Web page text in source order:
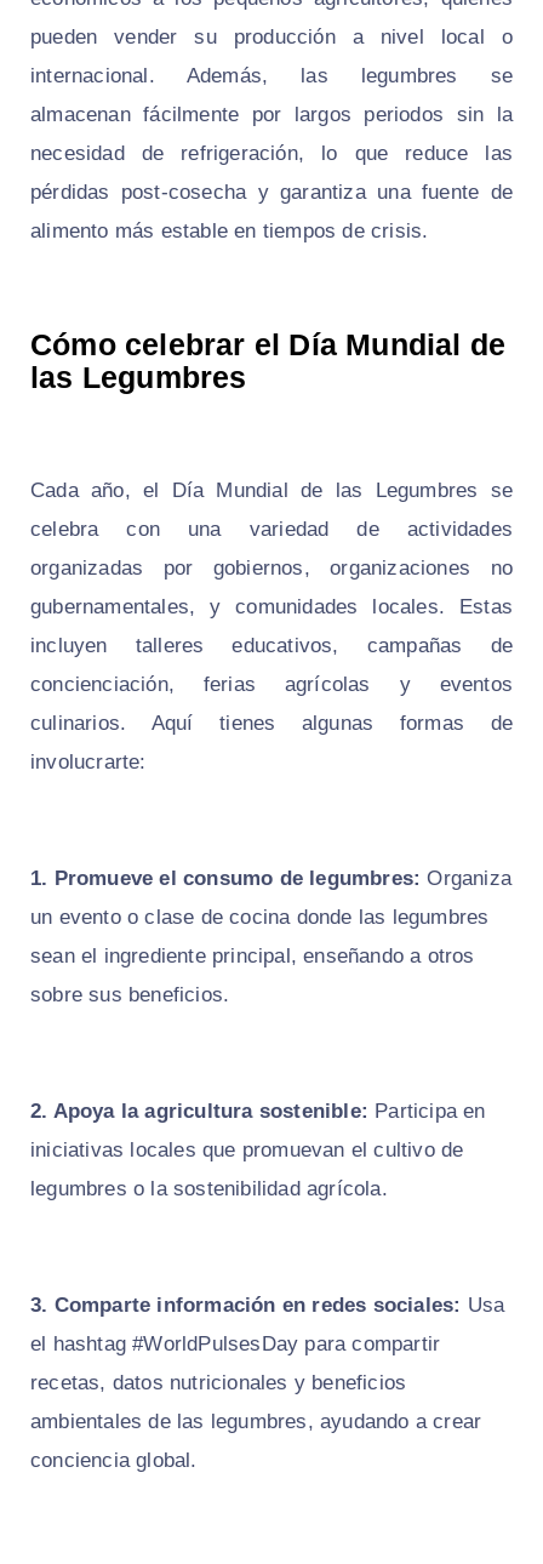
pueden vender su producción a nivel local o
internacional. Además, las legumbres se
almacenan fácilmente por largos periodos sin la
necesidad de refrigeración, lo que reduce las
pérdidas post-cosecha y garantiza una fuente de
alimento más estable en tiempos de crisis.
Cómo celebrar el Día Mundial de
las Legumbres
Cada año, el Día Mundial de las Legumbres se
celebra con una variedad de actividades
organizadas por gobiernos, organizaciones no
gubernamentales, y comunidades locales. Estas
incluyen talleres educativos, campañas de
concienciación, ferias agrícolas y eventos
culinarios. Aquí tienes algunas formas de
involucrarte:
1. Promueve el consumo de legumbres: Organiza
un evento o clase de cocina donde las legumbres
sean el ingrediente principal, enseñando a otros
sobre sus beneficios.
2. Apoya la agricultura sostenible: Participa en
iniciativas locales que promuevan el cultivo de
legumbres o la sostenibilidad agrícola.
3. Comparte información en redes sociales: Usa
el hashtag #WorldPulsesDay para compartir
recetas, datos nutricionales y beneficios
ambientales de las legumbres, ayudando a crear
conciencia global.